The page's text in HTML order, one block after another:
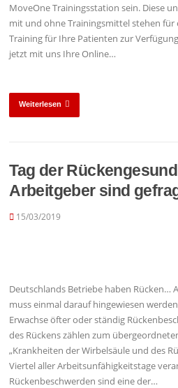
MoveOne Trainingsstation sein. Diese
mit und ohne Trainingsmittel stehen für
Training für Ihre Patienten zur
jetzt mit uns Ihre Online…
Weiterlesen
Tag der
Arbeitgeber sind
15/03/2019
Deutschlands Betriebe haben Rücken…
muss einmal darauf hingewiesen
Erwachse öfter oder ständig
des Rückens zählen zum
„Krankheiten der Wirbelsäule und des
Viertel aller Arbeitsunfähigkeitstage
Rückenbeschwerden sind eine der…